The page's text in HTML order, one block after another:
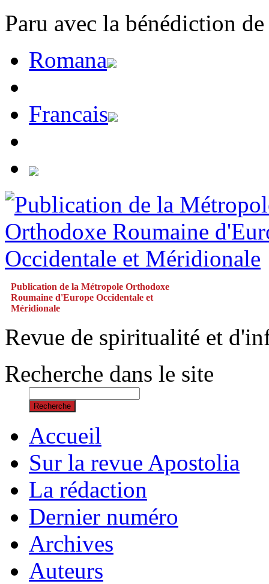
Paru avec la bénédiction
Romana
Francais
Publication de la Métropole Orthodoxe
Roumaine d'Europe Occidentale et
Méridionale
Revue de spiritualité et
Recherche dans le site
Recherche
Accueil
Sur la revue Apostolia
La rédaction
Dernier numéro
Archives
Auteurs